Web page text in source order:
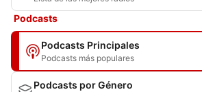
Podcasts
Podcasts Principales
Podcasts más populares
Podcasts por Género